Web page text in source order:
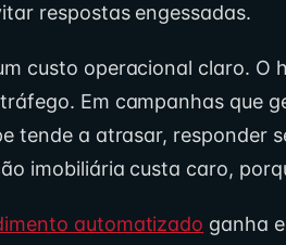
respostas engessadas.
custo operacional claro. O
Em campanhas que
tende a atrasar, responder
imobiliária custa caro,
automatizado ganha